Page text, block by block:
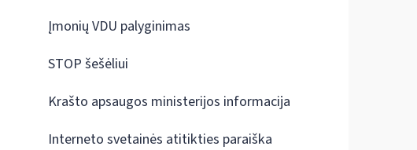
Įmonių VDU palyginimas
STOP šešėliui
Krašto apsaugos ministerijos informacija
Interneto svetainės atitikties paraiška